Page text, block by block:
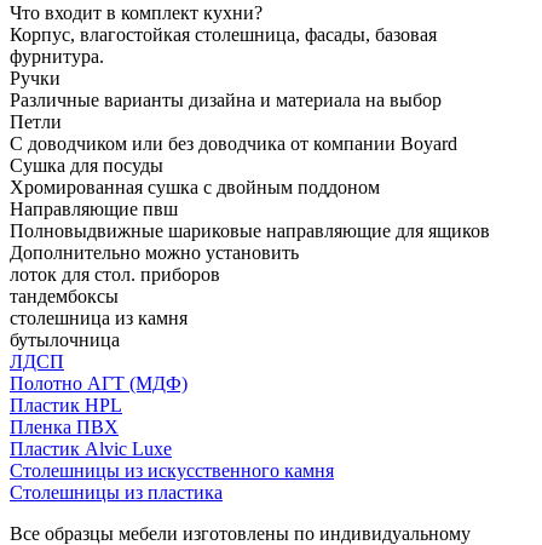
Что входит в комплект кухни?
Корпус, влагостойкая столешница, фасады, базовая
фурнитура.
Ручки
Различные варианты дизайна и материала на выбор
Петли
С доводчиком или без доводчика от компании Boyard
Сушка для посуды
Хромированная сушка с двойным поддоном
Направляющие пвш
Полновыдвижные шариковые направляющие для ящиков
Дополнительно можно установить
лоток для стол. приборов
тандембоксы
столешница из камня
бутылочница
ЛДСП
Полотно АГТ (МДФ)
Пластик HPL
Пленка ПВХ
Пластик Alvic Luxe
Столешницы из искусственного камня
Столешницы из пластика
Все образцы мебели изготовлены по индивидуальному